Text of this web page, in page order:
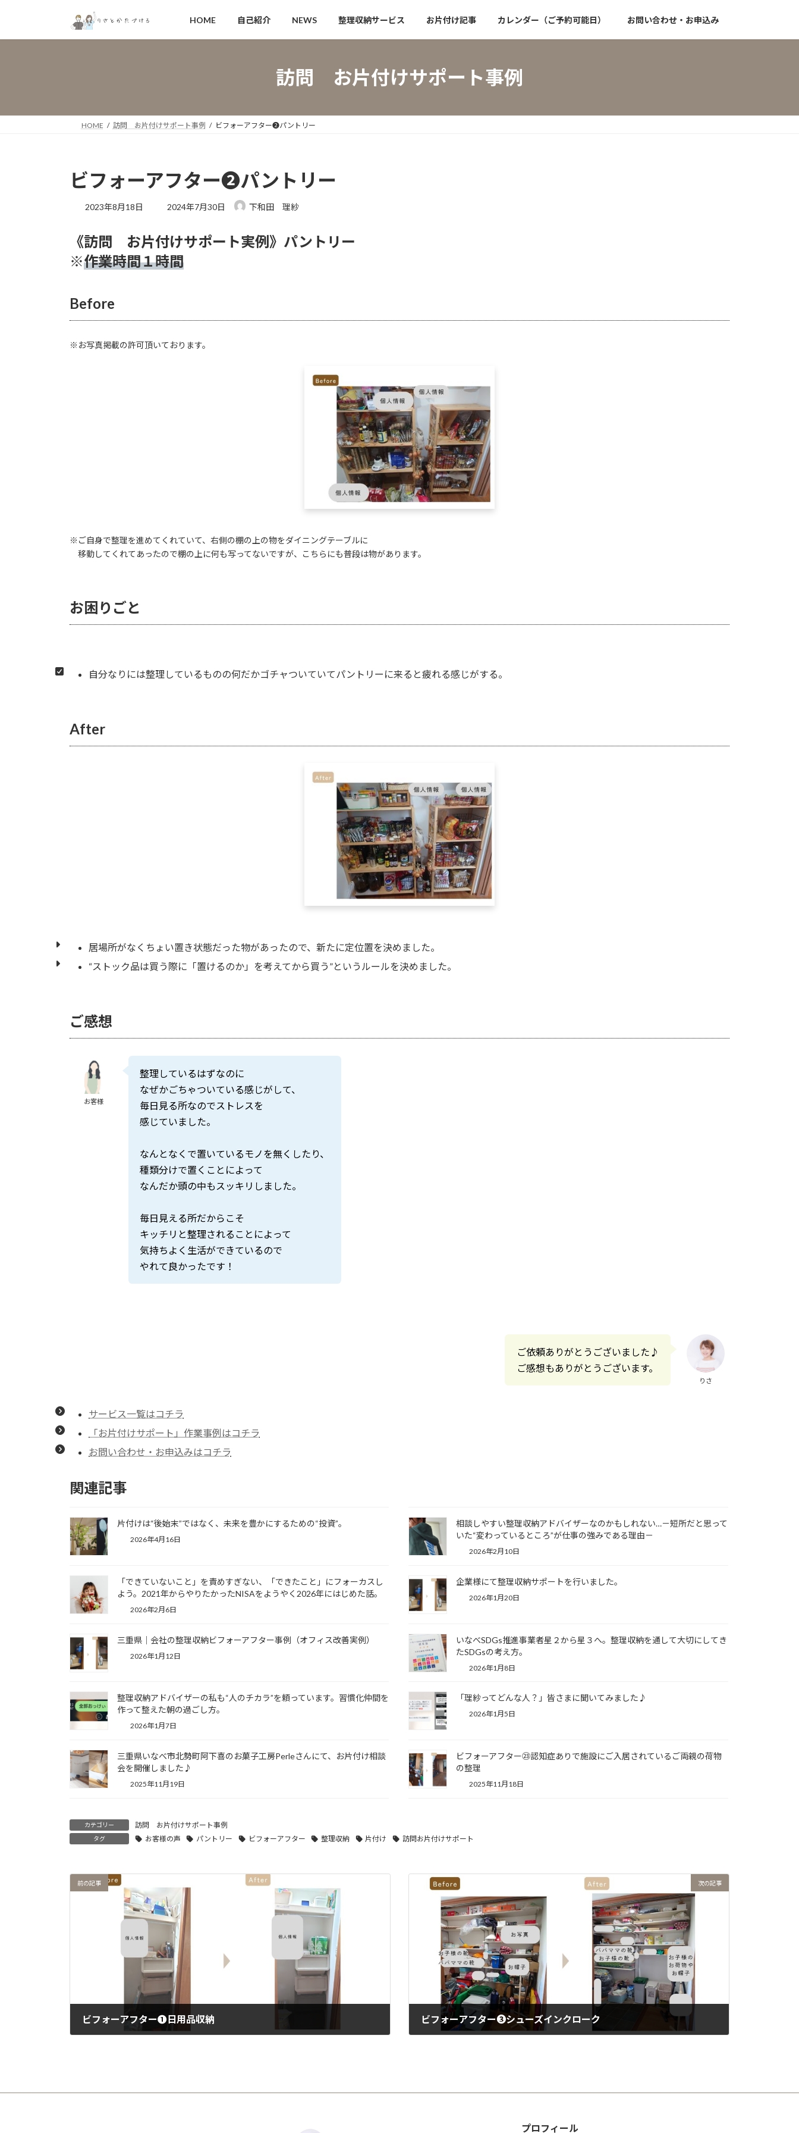
HOME 自己紹介 NEWS 整理収納サービス お片付け記事 カレンダー（ご予約可能日） お問い合わせ・お申込み
訪問 お片付けサポート事例
HOME 訪問 お片付けサポート事例 ビフォーアフター❷パントリー
ビフォーアフター❷パントリー
2023年8月18日
最
新
日
時
2024年7月30日 下和田 理紗
《訪問 お片付けサポート実例》パントリー
※作業時間１時間
Before
※お写真掲載の許可頂いております。
※ご自身で整理を進めてくれていて、右側の棚の上の物をダイニングテーブルに
移動してくれてあったので棚の上に何も写ってないですが、こちらにも普段は物があります。
お困りごと
自分なりには整理しているものの何だかゴチャついていてパントリーに来ると疲れる感じがする。
After
居場所がなくちょい置き状態だった物があったので、新たに定位置を決めました。
“ストック品は買う際に「置けるのか」を考えてから買う”というルールを決めました。
ご感想
お客様
整理しているはずなのに
なぜかごちゃついている感じがして、
毎日見る所なのでストレスを
感じていました。
なんとなくで置いているモノを無くしたり、
種類分けで置くことによって
なんだか頭の中もスッキリしました。
毎日見える所だからこそ
キッチリと整理されることによって
気持ちよく生活ができているので
やれて良かったです！
りさ
ご依頼ありがとうございました♪
ご感想もありがとうございます。
サービス一覧はコチラ
「お片付けサポート」作業事例はコチラ
お問い合わせ・お申込みはコチラ
関連記事
片付けは“後始末”ではなく、未来を豊かにするための“投資”。
2026年4月16日
相談しやすい整理収納アドバイザーなのかもしれない…－短所だと思って
いた“変わっているところ”が仕事の強みである理由－
2026年2月10日
「できていないこと」を責めすぎない、「できたこと」にフォーカスし
よう。2021年からやりたかったNISAをようやく2026年にはじめた話。
2026年2月6日
企業様にて整理収納サポートを行いました。
2026年1月20日
三重県｜会社の整理収納ビフォーアフター事例（オフィス改善実例）
2026年1月12日
いなべSDGs推進事業者星２から星３へ。整理収納を通して大切にしてき
たSDGsの考え方。
2026年1月8日
整理収納アドバイザーの私も“人のチカラ”を頼っています。習慣化仲間を
作って整えた朝の過ごし方。
2026年1月7日
「理紗ってどんな人？」皆さまに聞いてみました♪
2026年1月5日
三重県いなべ市北勢町阿下喜のお菓子工房Perleさんにて、お片付け相談
会を開催しました♪
2025年11月19日
ビフォーアフター㉓認知症ありで施設にご入居されているご両親の荷物
の整理
2025年11月18日
カテゴリー 訪問 お片付けサポート事例
タグ お客様の声 パントリー ビフォーアフター 整理収納 片付け 訪問お片付けサポート
前の記事
ビフォーアフター❶日用品収納
次の記事
ビフォーアフター❸シューズインクローク
プロフィール